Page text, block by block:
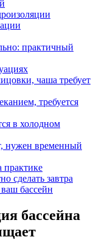
практичный
чашa требует
требуется
в холодном
нужен временный
практике
сделать завтра
бассейн
бассейна